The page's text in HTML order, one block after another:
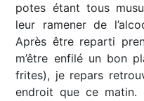
potes étant tous
leur ramener de
Après être reparti
m’être enfilé un bon
frites), je repars
endroit que ce matin.